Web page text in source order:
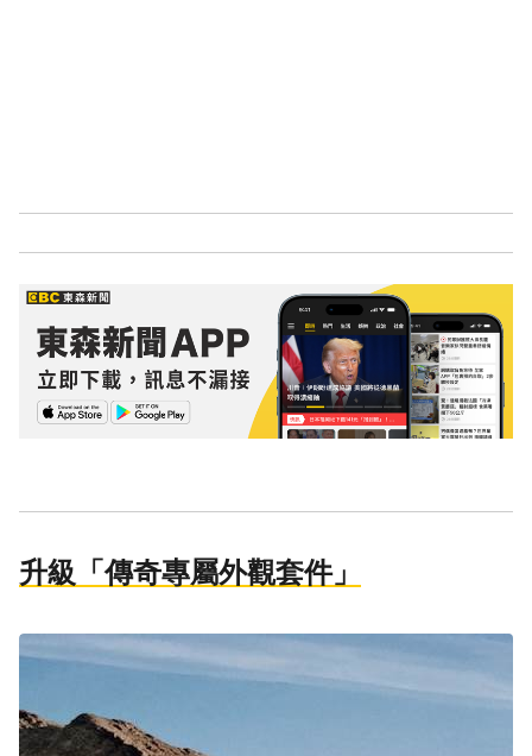
升級「傳奇專屬外觀套件」